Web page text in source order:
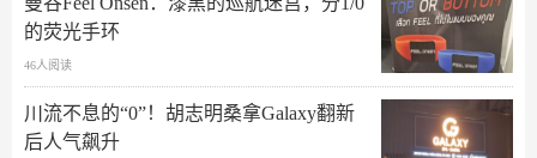
的荧光手环
46人阅读
川流不息的“0”！胡志明桑拿Galaxy翻新
后人气飙升